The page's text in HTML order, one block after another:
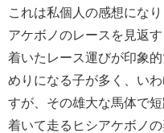
これは私個人の感想にな
アケボノのレースを見返
着いたレース運びが印象
めりになる子が多く、い
すが、その雄大な馬体で
着いて走るヒシアケボノ